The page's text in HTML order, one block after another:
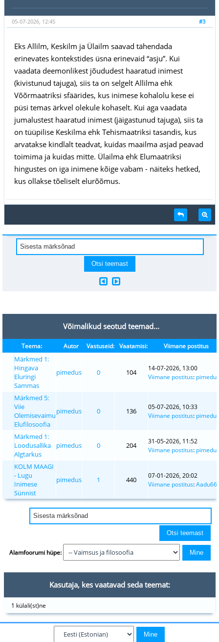
#3
05-07-2026, 12:45
Eks Allilm, Keskilm ja Ülailm saavad tähendada
erinevates kontekstides üsna erinevaid “asju”. Kui
vaadata deemonlikest jõududest haaratud inimest
(kivistunud tajuga), siis ta on selgelt Allilma ehk
Võõrmaatriksi sfäärides, kus inimese kohalolu kese ei
püsi temas ärkvel olekule kohaselt. Kui aga vaadata
jumalustest haaratud inimest (jäigastunud tajuga), siis ta
on tüüpilise Keskilma ehk Tehismaatriksi tasandis, kus
arvatakse kindlalt teadvat, kuidas maailma asjad peavad
toimima ja kuidas mitte. Ülailma ehk Elumaatriksi
hingustes on iga inimene kõige vabam - näiteks hetked,
kus ollakse tõeliselt elurõõmus.
Võimalikud seotud teemad...
Teema: Autor Vastuseid: Vaatamisi: Viimane postitus
Märkmed 1:
Hingava
Eluringi
Sammas
pimedus 0 104
14-07-2026, 13:00
Viimane postitus: pimedus
Märkmed 5:
Viie
Olemisevaimu
Elufilosoofia
pimedus 0 136
05-07-2026, 10:33
Viimane postitus: pimedus
Märkmed 1:
Loodusallika
Algtarkus
pimedus 0 204
31-05-2026, 11:52
Viimane postitus: pimedus
KOLM MAAGI
- Lugu
Inimese
Sünnist
pimedus 1 440
07-01-2026, 20:02
Viimane postitus:Aadu66
Alamfoorumi hüpe:
Kasutaja, kes vaatavad seda teemat:
1 külali(st)ne